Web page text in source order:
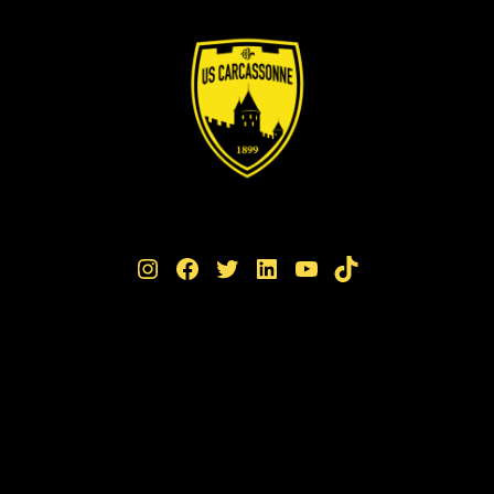
Instagram Facebook Twitter LinkedIn YouTube TikTok